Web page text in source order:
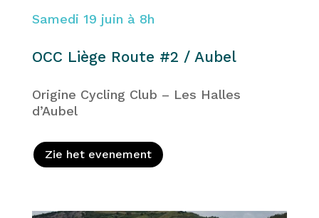
Samedi 19 juin à 8h
OCC Liège Route #2 / Aubel
Origine Cycling Club – Les Halles
d’Aubel
Zie het evenement